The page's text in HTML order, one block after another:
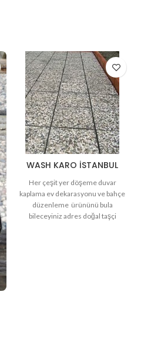
WASH KARO ISTANBUL
Her çeşit yer döşeme duvar
kaplama ev dekarasyonu ve bahçe
düzenleme ürününü bula
bileceyiniz adres doğal taşçi